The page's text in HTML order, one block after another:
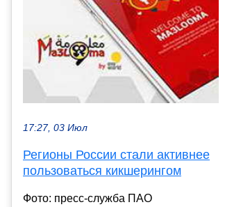
17:27, 03 Июл
Регионы России стали активнее
пользоваться кикшерингом
Фото: пресс-служба ПАО